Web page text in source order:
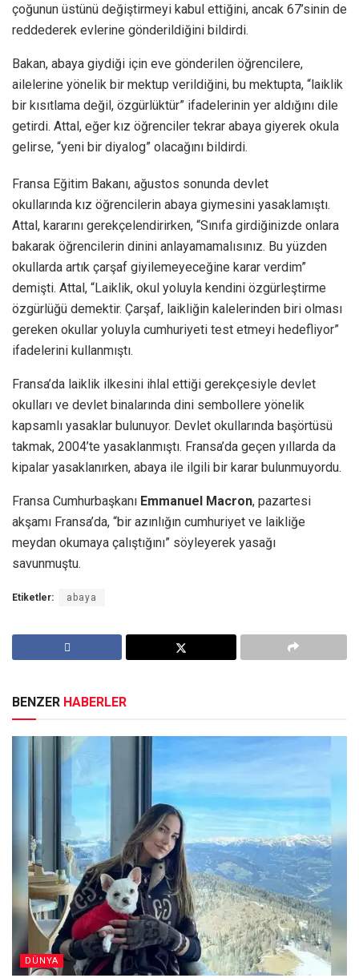
çoğunun üstünü değiştirmeyi kabul ettiğini, ancak 67’sinin de
reddederek evlerine gönderildiğini bildirdi.
Bakan, abaya giydiği için eve gönderilen öğrencilere,
ailelerine yönelik bir mektup verildiğini, bu mektupta, “laiklik
bir kısıtlama değil, özgürlüktür” ifadelerinin yer aldığını dile
getirdi. Attal, eğer kız öğrenciler tekrar abaya giyerek okula
gelirse, “yeni bir diyalog” olacağını bildirdi.
Fransa Eğitim Bakanı, ağustos sonunda devlet
okullarında kız öğrencilerin abaya giymesini yasaklamıştı.
Attal, kararını gerekçelendirirken, “Sınıfa girdiğinizde onlara
bakarak öğrencilerin dinini anlayamamalısınız. Bu yüzden
okullarda artık çarşaf giyilemeyeceğine karar verdim”
demişti. Attal, “Laiklik, okul yoluyla kendini özgürleştirme
özgürlüğü demektir. Çarşaf, laikliğin kalelerinden biri olması
gereken okullar yoluyla cumhuriyeti test etmeyi hedefliyor”
ifadelerini kullanmıştı.
Fransa’da laiklik ilkesini ihlal ettiği gerekçesiyle devlet
okulları ve devlet binalarında dini sembollere yönelik
kapsamlı yasaklar bulunuyor. Devlet okullarında başörtüsü
takmak, 2004’te yasaklanmıştı. Fransa’da geçen yıllarda da
kipalar yasaklanırken, abaya ile ilgili bir karar bulunmuyordu.
Fransa Cumhurbaşkanı Emmanuel Macron, pazartesi
akşamı Fransa’da, “bir azınlığın cumhuriyet ve laikliğe
meydan okumaya çalıştığını” söyleyerek yasağı
savunmuştu.
Etiketler: abaya
BENZER HABERLER
DÜNYA